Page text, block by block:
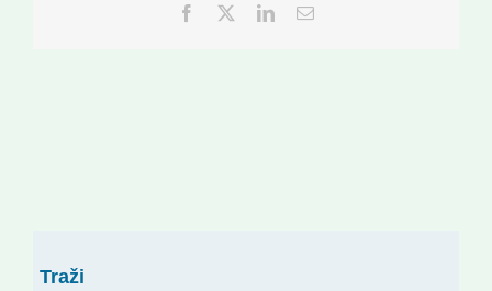
Facebook
TwitterLinkedInEmail:
Traži